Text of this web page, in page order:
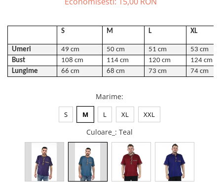
Căciuli
Bentițe
Mănuși
Jambiere din Lână
S M L XL
Umeri 49 cm 50 cm 51 cm 53 cm
Bust
108 cm 114 cm 120cm
124 cm
Lungime
66 cm 68 cm 73 cm 74 cm
Marime:
S M L XL XXL
Culoare_ : Teal